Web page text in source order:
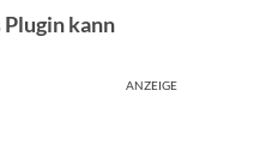
Plugin kann
ANZEIGE